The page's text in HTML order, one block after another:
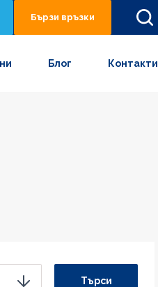
Бързи връзки
Блог Контакти
Търси